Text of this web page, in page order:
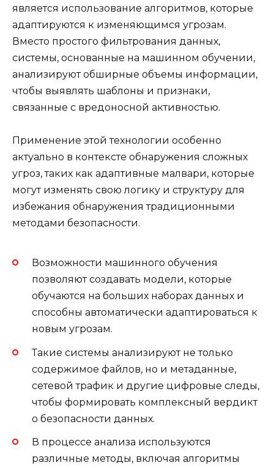
является использование алгоритмов, которые
адаптируются к изменяющимся угрозам.
Вместо простого фильтрования данных,
системы, основанные на машинном обучении,
анализируют обширные объемы информации,
чтобы выявлять шаблоны и признаки,
связанные с вредоносной активностью.
Применение этой технологии особенно
актуально в контексте обнаружения сложных
угроз, таких как адаптивные малвари, которые
могут изменять свою логику и структуру для
избежания обнаружения традиционными
методами безопасности.
Возможности машинного обучения
позволяют создавать модели, которые
обучаются на больших наборах данных и
способны автоматически адаптироваться к
новым угрозам.
Такие системы анализируют не только
содержимое файлов, но и метаданные,
сетевой трафик и другие цифровые следы,
чтобы формировать комплексный вердикт
о безопасности данных.
В процессе анализа используются
различные методы, включая алгоритмы